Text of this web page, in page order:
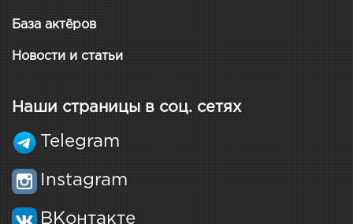
База актёров
Новости и статьи
Наши страницы в соц. сетях
Telegram
Instagram
ВКонтакте